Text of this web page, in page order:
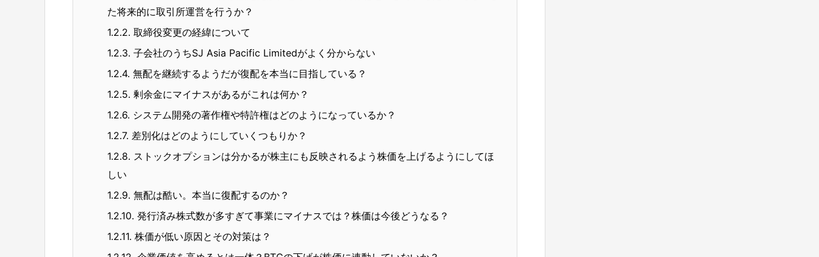
た将来的に取引所運営を行うか？
1.2.2. 取締役変更の経緯について
1.2.3. 子会社のうちSJ Asia Pacific Limitedがよく分からない
1.2.4. 無配を継続するようだが復配を本当に目指している？
1.2.5. 剰余金にマイナスがあるがこれは何か？
1.2.6. システム開発の著作権や特許権はどのようになっているか？
1.2.7. 差別化はどのようにしていくつもりか？
1.2.8. ストックオプションは分かるが株主にも反映されるよう株価を上げるようにしてほ
しい
1.2.9. 無配は酷い。本当に復配するのか？
1.2.10. 発行済み株式数が多すぎて事業にマイナスでは？株価は今後どうなる？
1.2.11. 株価が低い原因とその対策は？